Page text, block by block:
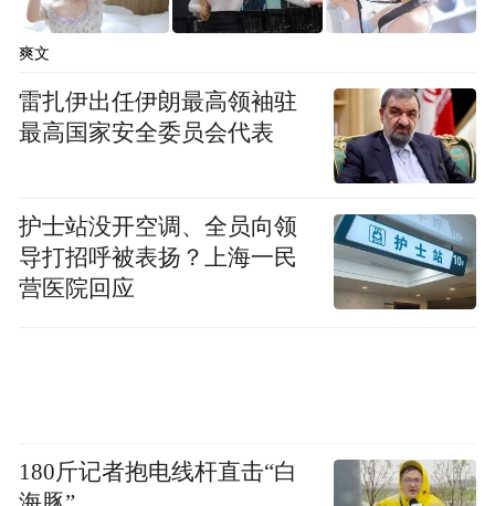
领克、212等品牌共绘自主品牌盛景。
车、广汽丰田、长安马自达、广汽本田、东
风日产、东风本田、一汽丰田、金标大众均
此外，林肯、一汽奥迪、宝马、MINI、凯迪
拉克、沃尔沃、上汽奥迪、雷克萨斯、罗伦
爽文
雷扎伊出任伊朗最高领袖驻
最高国家安全委员会代表
护士站没开空调、全员向领
导打招呼被表扬？上海一民
营医院回应
180斤记者抱电线杆直击“白